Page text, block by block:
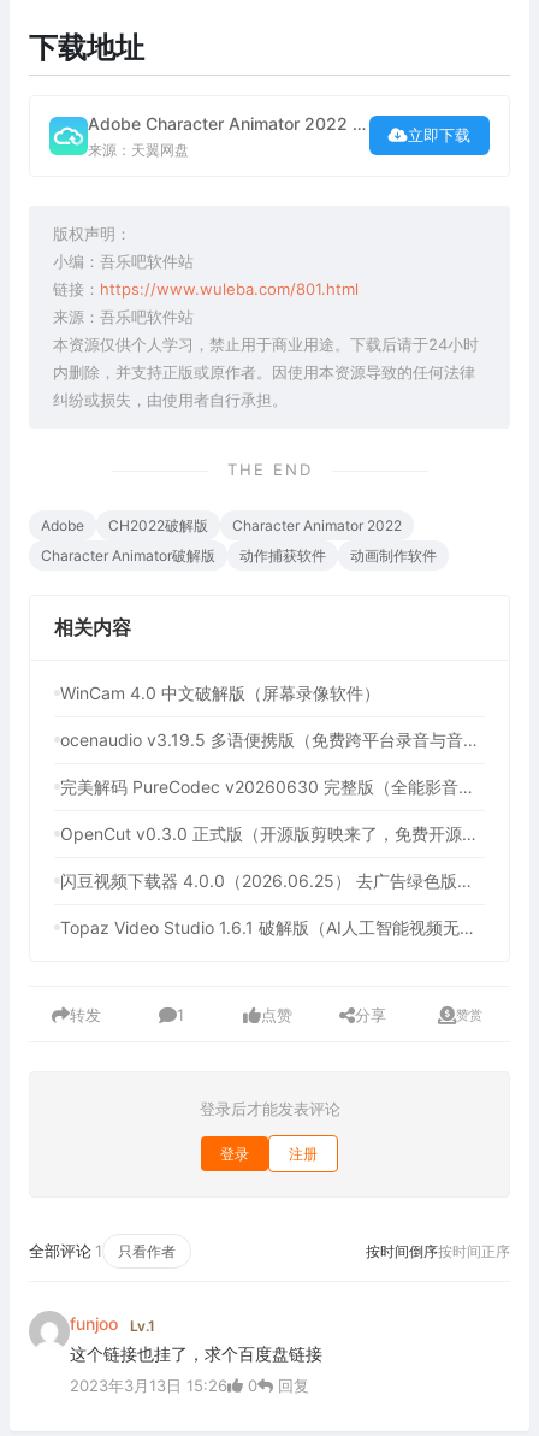
下载地址
Adobe Character Animator 2022 22.0.0 中文破解版下载
来源：天翼网盘
立即下载
版权声明：
小编：吾乐吧软件站
链接： https://www.wuleba.com/801.html
来源：吾乐吧软件站
本资源仅供个人学习，禁止用于商业用途。下载后请于24小时
内删除，并支持正版或原作者。因使用本资源导致的任何法律
纠纷或损失，由使用者自行承担。
THE END
Adobe CH2022破解版
Character Animator 2022
Character Animator破解版
动作捕获软件 动画制作软件
相关内容
WinCam 4.0 中文破解版（屏幕录像软件）
ocenaudio v3.19.5 多语便携版（免费跨平台录音与音频编辑软件）
完美解码 PureCodec v20260630 完整版（全能影音解码包）
OpenCut v0.3.0 正式版（开源版剪映来了，免费开源跨平台视频编辑工具）
闪豆视频下载器 4.0.0（2026.06.25） 去广告绿色版（多平台视频批量下载器）
Topaz Video Studio 1.6.1 破解版（AI人工智能视频无损放大工具）
转发 1 点赞 分享 赞赏
登录后才能发表评论
登录 注册
全部评论 1 只看作者 按时间倒序按时间正序
funjoo Lv.1
这个链接也挂了，求个百度盘链接
2023年3月13日 15:26 0 回复